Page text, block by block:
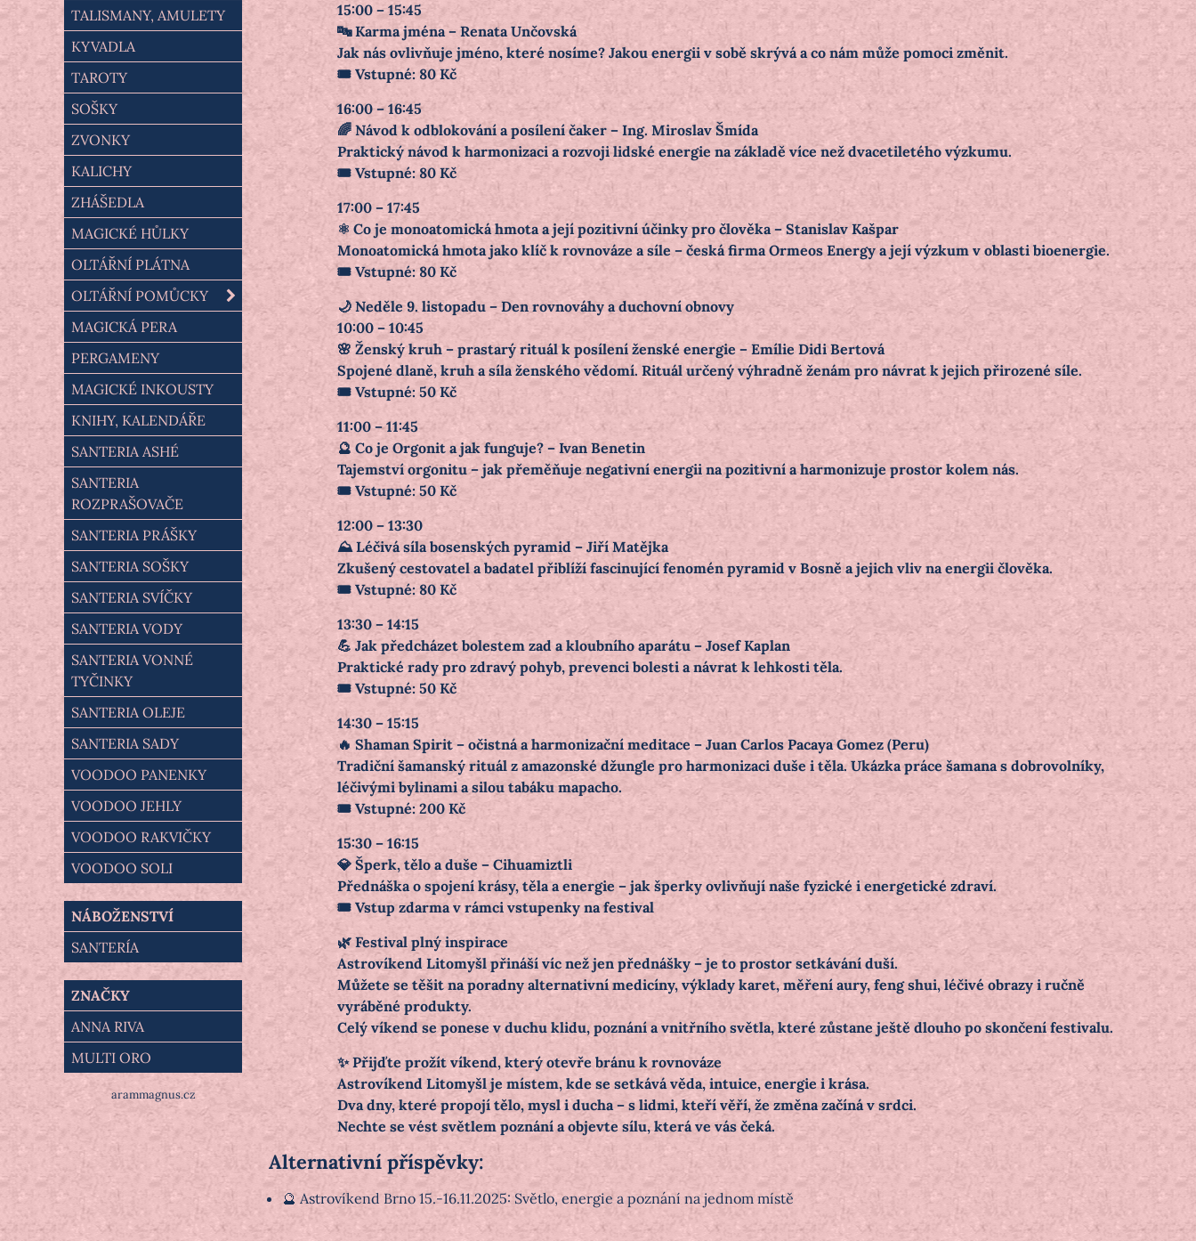
15:00 – 15:45
🔤 Karma jména – Renata Unčovská
Jak nás ovlivňuje jméno, které nosíme? Jakou energii v sobě skrývá a co nám může pomoci změnit.
🎟️ Vstupné: 80 Kč
16:00 – 16:45
🌈 Návod k odblokování a posílení čaker – Ing. Miroslav Šmída
Praktický návod k harmonizaci a rozvoji lidské energie na základě více než dvacetiletého výzkumu.
🎟️ Vstupné: 80 Kč
17:00 – 17:45
⚛️ Co je monoatomická hmota a její pozitivní účinky pro člověka – Stanislav Kašpar
Monoatomická hmota jako klíč k rovnováze a síle – česká firma Ormeos Energy a její výzkum v oblasti bioenergie.
🎟️ Vstupné: 80 Kč
🌙 Neděle 9. listopadu – Den rovnováhy a duchovní obnovy
10:00 – 10:45
🌸 Ženský kruh – prastarý rituál k posílení ženské energie – Emílie Didi Bertová
Spojené dlaně, kruh a síla ženského vědomí. Rituál určený výhradně ženám pro návrat k jejich přirozené síle.
🎟️ Vstupné: 50 Kč
11:00 – 11:45
🔮 Co je Orgonit a jak funguje? – Ivan Benetin
Tajemství orgonitu – jak přeměňuje negativní energii na pozitivní a harmonizuje prostor kolem nás.
🎟️ Vstupné: 50 Kč
12:00 – 13:30
⛰️ Léčivá síla bosenských pyramid – Jiří Matějka
Zkušený cestovatel a badatel přiblíží fascinující fenomén pyramid v Bosně a jejich vliv na energii člověka.
🎟️ Vstupné: 80 Kč
13:30 – 14:15
💪 Jak předcházet bolestem zad a kloubního aparátu – Josef Kaplan
Praktické rady pro zdravý pohyb, prevenci bolesti a návrat k lehkosti těla.
🎟️ Vstupné: 50 Kč
14:30 – 15:15
🔥 Shaman Spirit – očistná a harmonizační meditace – Juan Carlos Pacaya Gomez (Peru)
Tradiční šamanský rituál z amazonské džungle pro harmonizaci duše i těla. Ukázka práce šamana s dobrovolníky,
léčivými bylinami a silou tabáku mapacho.
🎟️ Vstupné: 200 Kč
15:30 – 16:15
💎 Šperk, tělo a duše – Cihuamiztli
Přednáška o spojení krásy, těla a energie – jak šperky ovlivňují naše fyzické i energetické zdraví.
🎟️ Vstup zdarma v rámci vstupenky na festival
🌿 Festival plný inspirace
Astrovíkend Litomyšl přináší víc než jen přednášky – je to prostor setkávání duší.
Můžete se těšit na poradny alternativní medicíny, výklady karet, měření aury, feng shui, léčivé obrazy i ručně
vyráběné produkty.
Celý víkend se ponese v duchu klidu, poznání a vnitřního světla, které zůstane ještě dlouho po skončení festivalu.
✨ Přijďte prožít víkend, který otevře bránu k rovnováze
Astrovíkend Litomyšl je místem, kde se setkává věda, intuice, energie i krása.
Dva dny, které propojí tělo, mysl i ducha – s lidmi, kteří věří, že změna začíná v srdci.
Nechte se vést světlem poznání a objevte sílu, která ve vás čeká.
Alternativní příspěvky:
🔮 Astrovíkend Brno 15.-16.11.2025: Světlo, energie a poznání na jednom místě
TALISMANY, AMULETY
KYVADLA
TAROTY
SOŠKY
ZVONKY
KALICHY
ZHÁŠEDLA
MAGICKÉ HŮLKY
OLTÁŘNÍ PLÁTNA
OLTÁŘNÍ POMŮCKY
MAGICKÁ PERA
PERGAMENY
MAGICKÉ INKOUSTY
KNIHY, KALENDÁŘE
SANTERIA ASHÉ
SANTERIA
ROZPRAŠOVAČE
SANTERIA PRÁŠKY
SANTERIA SOŠKY
SANTERIA SVÍČKY
SANTERIA VODY
SANTERIA VONNÉ
TYČINKY
SANTERIA OLEJE
SANTERIA SADY
VOODOO PANENKY
VOODOO JEHLY
VOODOO RAKVIČKY
VOODOO SOLI
NÁBOŽENSTVÍ
SANTERÍA
ZNAČKY
ANNA RIVA
MULTI ORO
arammagnus.cz